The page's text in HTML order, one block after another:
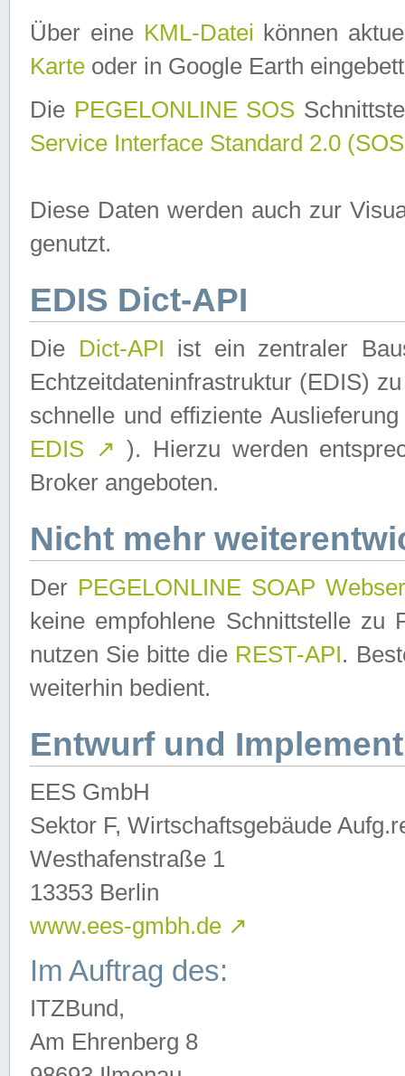
Über eine KML-Datei können
Karte oder in Google Earth
Die PEGELONLINE SOS
Service Interface Standard 2.0
Diese Daten werden auch zur
genutzt.
EDIS Dict-API
Die Dict-API ist ein zentraler
Echtzeitdateninfrastruktur (EDIS)
schnelle und effiziente
EDIS ↗ ). Hierzu werden
Broker angeboten.
Nicht mehr
Der PEGELONLINE SOAP
keine empfohlene Schnittstelle zu
nutzen Sie bitte die REST-API.
weiterhin bedient.
Entwurf und
EES GmbH
Sektor F, Wirtschaftsgebäude
Westhafenstraße 1
13353 Berlin
www.ees-gmbh.de ↗
Im Auftrag des:
ITZBund,
Am Ehrenberg 8